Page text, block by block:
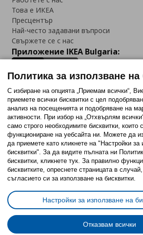
Това е ИКЕА
Пресцентър
Най-често задавани въпроси
Свържете се с нас
Приложение IKEA Bulgaria:
Последвайте ни:
FacebookTwitterYoutubePinterestInstagram
Политика за използване на
Избор на настройки за използване
Условия за ползване на ikea.bgОбща
Политика за защита на личните
Общи условия на програма
Политика за защита на лични данни на
Политика за използване на
С избиране на опцията „Приемам всички“,
приемете всички бисквитки с цел
анализ на посещенията и подобряване на
активности. При избор на „Отхвърлям
само строго необходимитe бисквитки, които
функциониране на уебсайта ни. Можете да
да приемете като кликнете на "Настройки за
бисквитки". За да видите пълната ни
бисквитки, кликнете тук. За правилно
бисквитките, опреснете страницата в
съгласието си за използване на бисквитки.
Настройки за използване на
Отказвам всички